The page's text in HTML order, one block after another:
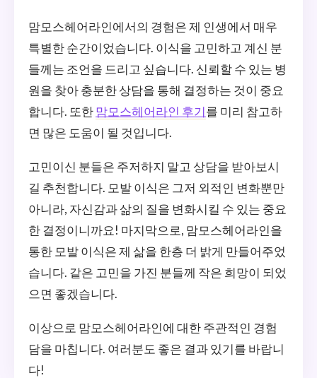
맘모스헤어라인에서의 경험은 제 인생에서 매우
특별한 순간이었습니다. 이식을 고민하고 계신 분
들께는 조언을 드리고 싶습니다. 신뢰할 수 있는 병
원을 찾아 충분한 상담을 통해 결정하는 것이 중요
합니다. 또한맘모스헤어라인 후기를 미리 참고하
면 많은 도움이 될 것입니다.
고민이신 분들은 주저하지 말고 상담을 받아보시
길 추천합니다. 모발 이식은 그저 외적인 변화뿐만
아니라, 자신감과 삶의 질을 변화시킬 수 있는 중요
한 결정이니까요! 마지막으로, 맘모스헤어라인을
통한 모발 이식은 제 삶을 한층 더 밝게 만들어주었
습니다. 같은 고민을 가진 분들께 작은 희망이 되었
으면 좋겠습니다.
이상으로 맘모스헤어라인에 대한 주관적인 경험
담을 마칩니다. 여러분도 좋은 결과 있기를 바랍니
다!